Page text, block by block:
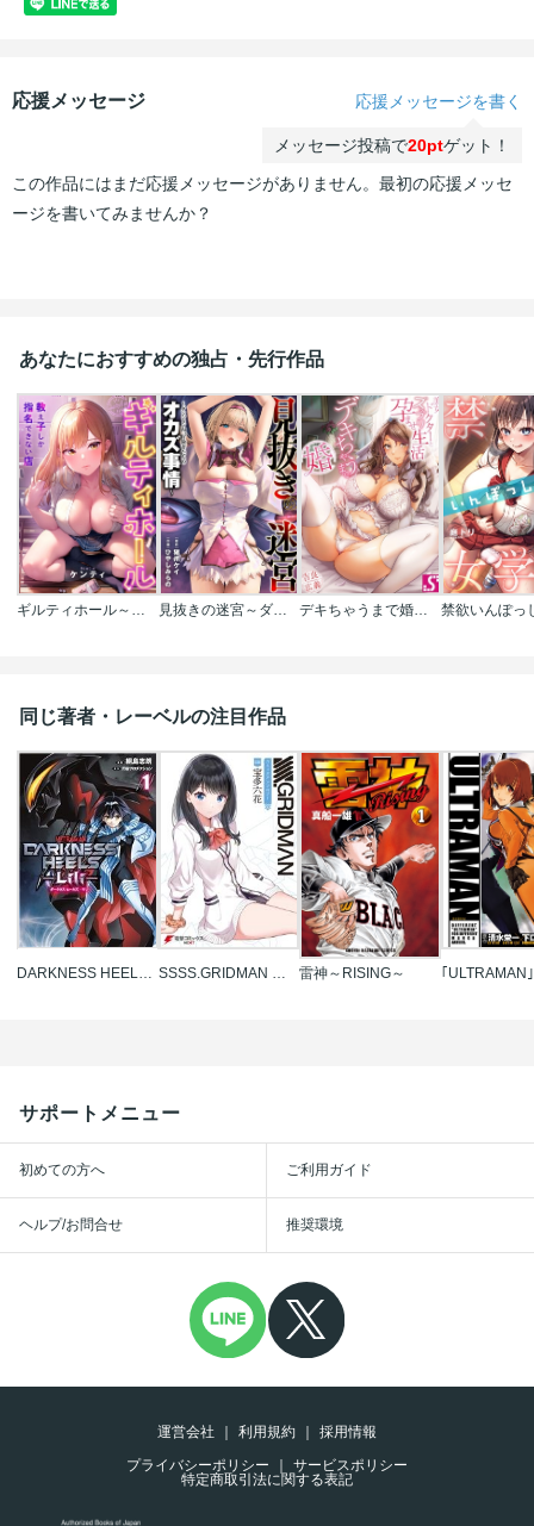
応援メッセージ 応援メッセージを書く
メッセージ投稿で20ptゲット！
この作品にはまだ応援メッセージがありません。最初の応援メッセ
ージを書いてみませんか？
あなたにおすすめの独占・先行作品
ギルティホール～教え子しか指名できない店～【フルカラー】 見抜きの迷宮～ダンジョン内、冒険者たちのオカズ事情～ デキちゃうまで婚～美女ドクターとズップリ孕ませ生活
同じ著者・レーベルの注目作品
DARKNESS HEELS ‐Lili‐ SSSS.GRIDMAN コミックアンソロジー 雷神～RISING～
サポートメニュー
初めての方へ ご利用ガイド
ヘルプ/お問合せ 推奨環境
運営会社 利用規約
採用情報
プライバシーポリシー
サービスポリシー
特定商取引法に関する表記